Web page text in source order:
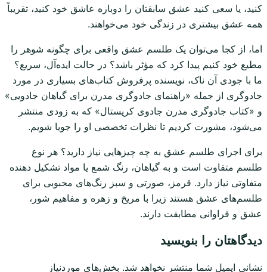
کنید، یا سعی کنید عشق سابقتان را دوباره عاشق خود کنید، تقریباً
همه عشق بیشتری در زندگی خود می‌خواهند.
اما، از کجا می‌توان یک طلسم عشق واقعی برای چگونه شوهر را
مطیع خود کنیم پیدا کرد که مؤثر باشد؟ در حالت ایده‌آل، سریع؟
ما با جودی آن ناک، نویسنده پرفروش کتاب‌های بسیاری در مورد
جادوگری از جمله «راهنمای جادوگری مدرن برای گیاهان جادویی»
و «کتاب جادوگری مدرن جادوی کریستال» که به زودی منتشر
می‌شود، مشورت کردیم تا نظرات تخصصی او را جویا شویم.
برای اجرای طلسم عشق به چه چیزهایی نیاز دارید؟ هر نوع
طلسم متفاوت است و به گیاهان، رنگ شمع یا مواد تشکیل دهنده
متفاوتی نیاز دارد. قرمز، صورتی و سبز رنگ‌های محبوبی برای
طلسم‌های عشق هستند زیرا با مریخ و زهره و مفاهیم شور،
عشق و فراوانی مطابقت دارند.
دیدگاهتان را بنویسید
نشانی ایمیل شما منتشر نخواهد شد. بخش‌های موردنیاز